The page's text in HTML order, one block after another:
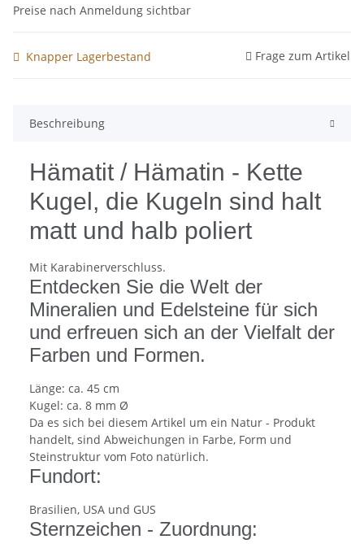
Preise nach Anmeldung sichtbar
Knapper Lagerbestand Frage zum Artikel
Beschreibung
Hämatit / Hämatin - Kette
Kugel, die Kugeln sind halt
matt und halb poliert
Mit Karabinerverschluss.
Entdecken Sie die Welt der
Mineralien und Edelsteine für sich
und erfreuen sich an der Vielfalt der
Farben und Formen.
Länge: ca. 45 cm
Kugel: ca. 8 mm Ø
Da es sich bei diesem Artikel um ein Natur - Produkt
handelt, sind Abweichungen in Farbe, Form und
Steinstruktur vom Foto natürlich.
Fundort:
Brasilien, USA und GUS
Sternzeichen - Zuordnung: